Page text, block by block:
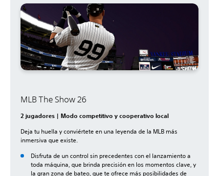
MLB The Show 26
2 jugadores | Modo competitivo y cooperativo local
Deja tu huella y conviértete en una leyenda de la MLB más
inmersiva que existe.
Disfruta de un control sin precedentes con el lanzamiento a
toda máquina, que brinda precisión en los momentos clave, y
la gran zona de bateo, que te ofrece más posibilidades de